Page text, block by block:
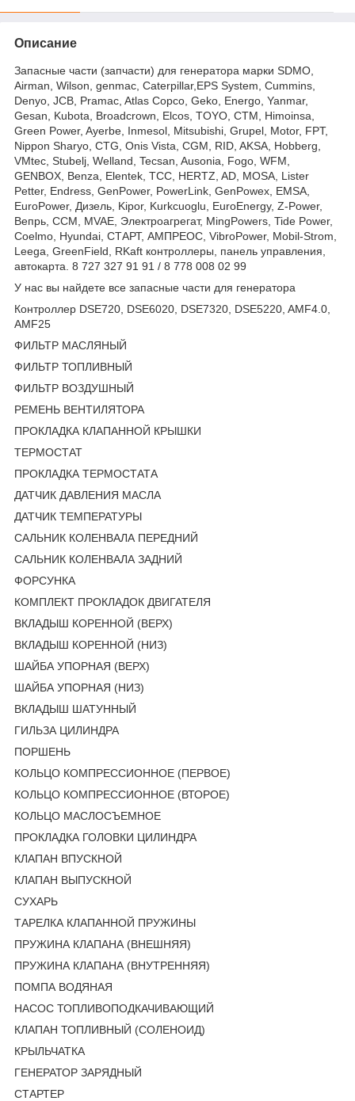
Описание
Запасные части (запчасти) для генератора марки SDMO,
Airman, Wilson, genmac, Caterpillar,EPS System, Cummins,
Denyo, JCB, Pramac, Atlas Copco, Geko, Energo, Yanmar,
Gesan, Kubota, Broadcrown, Elcos, TOYO, CTM, Himoinsa,
Green Power, Ayerbe, Inmesol, Mitsubishi, Grupel, Motor, FPT,
Nippon Sharyo, CTG, Onis Vista, CGM, RID, AKSA, Hobberg,
VMtec, Stubelj, Welland, Tecsan, Ausonia, Fogo, WFM,
GENBOX, Benza, Elentek, TCC, HERTZ, AD, MOSA, Lister
Petter, Endress, GenPower, PowerLink, GenPowex, EMSA,
EuroPower, Дизель, Kipor, Kurkcuoglu, EuroEnergy, Z-Power,
Вепрь, CCM, MVAE, Электроагрегат, MingPowers, Tide Power,
Coelmo, Hyundai, СТАРТ, АМПРЕОС, VibroPower, Mobil-Strom,
Leega, GreenField, RKaft контроллеры, панель управления,
автокарта. 8 727 327 91 91 / 8 778 008 02 99
У нас вы найдете все запасные части для генератора
Контроллер DSE720, DSE6020, DSE7320, DSE5220, AMF4.0,
AMF25
ФИЛЬТР МАСЛЯНЫЙ
ФИЛЬТР ТОПЛИВНЫЙ
ФИЛЬТР ВОЗДУШНЫЙ
РЕМЕНЬ ВЕНТИЛЯТОРА
ПРОКЛАДКА КЛАПАННОЙ КРЫШКИ
ТЕРМОСТАТ
ПРОКЛАДКА ТЕРМОСТАТА
ДАТЧИК ДАВЛЕНИЯ МАСЛА
ДАТЧИК ТЕМПЕРАТУРЫ
САЛЬНИК КОЛЕНВАЛА ПЕРЕДНИЙ
САЛЬНИК КОЛЕНВАЛА ЗАДНИЙ
ФОРСУНКА
КОМПЛЕКТ ПРОКЛАДОК ДВИГАТЕЛЯ
ВКЛАДЫШ КОРЕННОЙ (ВЕРХ)
ВКЛАДЫШ КОРЕННОЙ (НИЗ)
ШАЙБА УПОРНАЯ (ВЕРХ)
ШАЙБА УПОРНАЯ (НИЗ)
ВКЛАДЫШ ШАТУННЫЙ
ГИЛЬЗА ЦИЛИНДРА
ПОРШЕНЬ
КОЛЬЦО КОМПРЕССИОННОЕ (ПЕРВОЕ)
КОЛЬЦО КОМПРЕССИОННОЕ (ВТОРОЕ)
КОЛЬЦО МАСЛОСЪЕМНОЕ
ПРОКЛАДКА ГОЛОВКИ ЦИЛИНДРА
КЛАПАН ВПУСКНОЙ
КЛАПАН ВЫПУСКНОЙ
СУХАРЬ
ТАРЕЛКА КЛАПАННОЙ ПРУЖИНЫ
ПРУЖИНА КЛАПАНА (ВНЕШНЯЯ)
ПРУЖИНА КЛАПАНА (ВНУТРЕННЯЯ)
ПОМПА ВОДЯНАЯ
НАСОС ТОПЛИВОПОДКАЧИВАЮЩИЙ
КЛАПАН ТОПЛИВНЫЙ (СОЛЕНОИД)
КРЫЛЬЧАТКА
ГЕНЕРАТОР ЗАРЯДНЫЙ
СТАРТЕР